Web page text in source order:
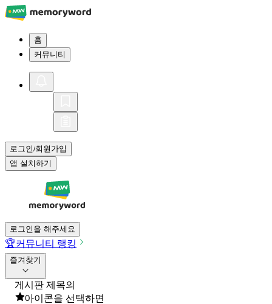
홈
커뮤니티
로그인/회원가입
앱 설치하기
로그인을 해주세요
🏆커뮤니티 랭킹
즐겨찾기
게시판 제목의
아이콘을 선택하면